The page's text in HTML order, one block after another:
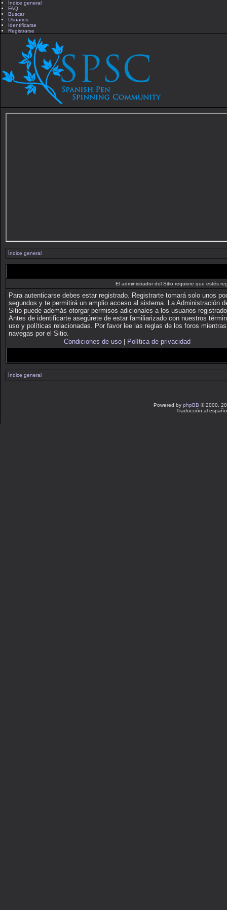
Índice general
FAQ
Buscar
Usuarios
Identificarse
Registrarse
Índice general
El administrador del Sitio requiere que estés
Para autenticarse debes estar registrado. Registrarte tomará solo unos
segundos y te permitirá un amplio acceso al sistema. La Administración
Sitio puede además otorgar permisos adicionales a los usuarios
Antes de identificarte asegúrete de estar familiarizado con nuestros
uso y políticas relacionadas. Por favor lee las reglas de los foros mientras
navegas por el Sitio.
Condiciones de uso| Política de privacidad
Índice general
Powered by phpBB © 2000,
Traducción al